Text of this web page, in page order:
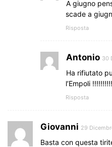
A giugno
scade a
Risposta
Antonio 30
Ha rifiutato
l’Empoli
Risposta
Giovanni 29
Basta con questa